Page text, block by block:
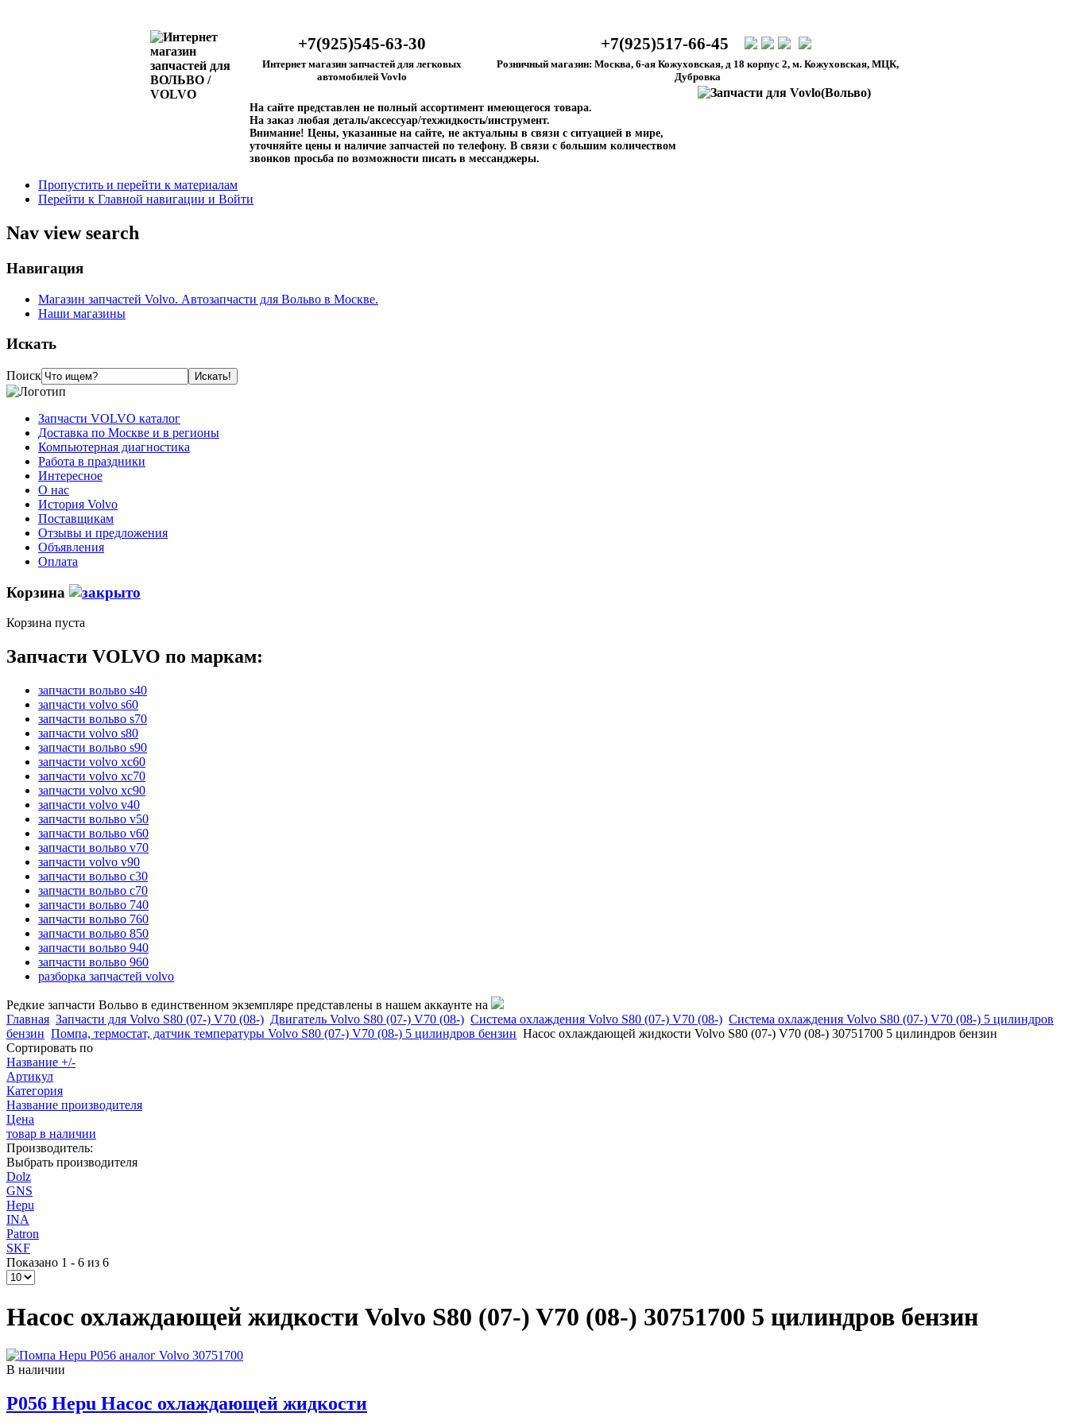
+7(925)545-63-30
Интернет магазин запчастей для легковых
автомобилей Vovlo
+7(925)517-66-45
Розничный магазин: Москва, 6-ая Кожуховская, д 18 корпус 2, м. Кожуховская, МЦК,
Дубровка
На сайте представлен не полный ассортимент имеющегося товара.
На заказ любая деталь/аксессуар/техжидкость/инструмент.
Внимание! Цены, указанные на сайте, не актуальны в связи с ситуацией в мире,
уточняйте цены и наличие запчастей по телефону. В связи с большим количеством
звонков просьба по возможности писать в мессанджеры.
Пропустить и перейти к материалам
Перейти к Главной навигации и Войти
Nav view search
Навигация
Магазин запчастей Volvo. Автозапчасти для Вольво в Москве.
Наши магазины
Искать
Поиск
Запчасти VOLVO каталог
Доставка по Москве и в регионы
Компьютерная диагностика
Работа в праздники
Интересное
О нас
История Volvo
Поставщикам
Отзывы и предложения
Объявления
Оплата
Корзина
Корзина пуста
Запчасти VOLVO по маркам:
запчасти вольво s40
запчасти volvo s60
запчасти вольво s70
запчасти volvo s80
запчасти вольво s90
запчасти volvo xc60
запчасти volvo xc70
запчасти volvo xc90
запчасти volvo v40
запчасти вольво v50
запчасти вольво v60
запчасти вольво v70
запчасти volvo v90
запчасти вольво c30
запчасти вольво c70
запчасти вольво 740
запчасти вольво 760
запчасти вольво 850
запчасти вольво 940
запчасти вольво 960
разборка запчастей volvo
Редкие запчасти Вольво в единственном экземпляре представлены в нашем аккаунте на
Главная Запчасти для Volvo S80 (07-) V70 (08-) Двигатель Volvo S80 (07-) V70 (08-) Система охлаждения Volvo S80 (07-) V70 (08-) Система охлаждения Volvo S80 (07-) V70 (08-) 5 цилиндров
бензин Помпа, термостат, датчик температуры Volvo S80 (07-) V70 (08-) 5 цилиндров бензин Насос охлаждающей жидкости Volvo S80 (07-) V70 (08-) 30751700 5 цилиндров бензин
Сортировать по
Название +/-
Артикул
Категория
Название производителя
Цена
товар в наличии
Производитель:
Выбрать производителя
Dolz
GNS
Hepu
INA
Patron
SKF
Показано 1 - 6 из 6
Насос охлаждающей жидкости Volvo S80 (07-) V70 (08-) 30751700 5 цилиндров бензин
В наличии
P056 Hepu Насос охлаждающей жидкости